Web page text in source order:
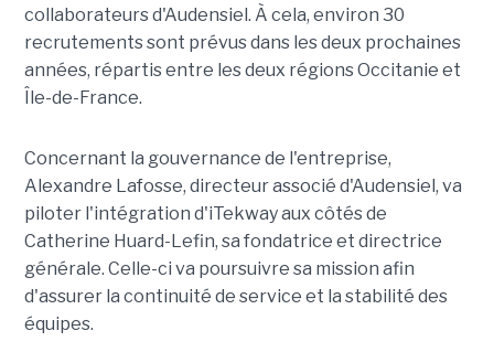
collaborateurs d'Audensiel. À cela, environ 30
recrutements sont prévus dans les deux prochaines
années, répartis entre les deux régions Occitanie et
Île-de-France.
Concernant la gouvernance de l'entreprise,
Alexandre Lafosse, directeur associé d'Audensiel, va
piloter l'intégration d'iTekway aux côtés de
Catherine Huard-Lefin, sa fondatrice et directrice
générale. Celle-ci va poursuivre sa mission afin
d'assurer la continuité de service et la stabilité des
équipes.